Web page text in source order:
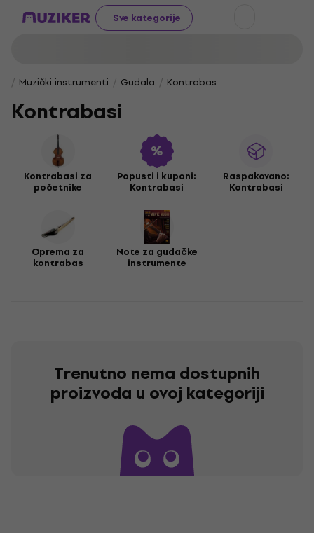
Sve kategorije
Muzički instrumenti Gudala Kontrabas
Kontrabasi
Kontrabasi za
početnike
Popusti i kuponi:
Kontrabasi
Raspakovano:
Kontrabasi
Oprema za
kontrabas
Note za gudačke
instrumente
Trenutno nema dostupnih
proizvoda u ovoj kategoriji